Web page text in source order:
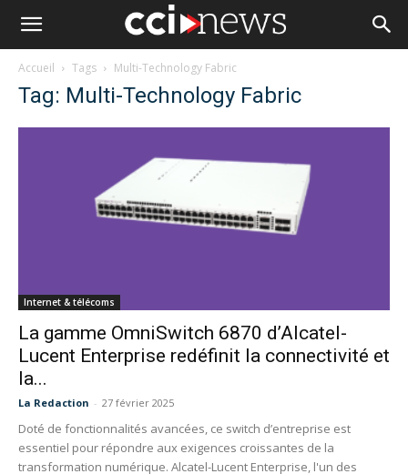
Accueil Tags Multi-Technology Fabric
Tag: Multi-Technology Fabric
Internet & télécoms
La gamme OmniSwitch 6870 d’Alcatel-
Lucent Enterprise redéfinit la connectivité et
la...
La Redaction - 27 février 2025
Doté de fonctionnalités avancées, ce switch d’entreprise est
essentiel pour répondre aux exigences croissantes de la
transformation numérique. Alcatel-Lucent Enterprise, l'un des